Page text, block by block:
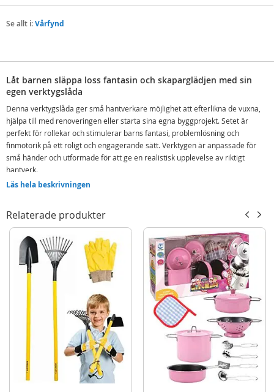
Se allt i:Vårfynd
Låt barnen släppa loss fantasin och skaparglädjen med sin
egen verktygslåda
Denna verktygslåda ger små hantverkare möjlighet att efterlikna de vuxna,
hjälpa till med renoveringen eller starta sina egna byggprojekt. Setet är
perfekt för rollekar och stimulerar barns fantasi, problemlösning och
finmotorik på ett roligt och engagerande sätt. Verktygen är anpassade för
små händer och utformade för att ge en realistisk upplevelse av riktigt
hantverk.
Verktygslådan är lätt att bära med sig till nästa projekt och innehåller allt
leken, medan såg, hammare och skiftnyckel inspirerar till byggande,
skruva och utforska hur saker fungerar.
Innehåll:
Verktygslåda
Skiftnyckel
Muttrar och bultar
Andra tillbehör
Läs hela beskrivningen
Relaterade produkter